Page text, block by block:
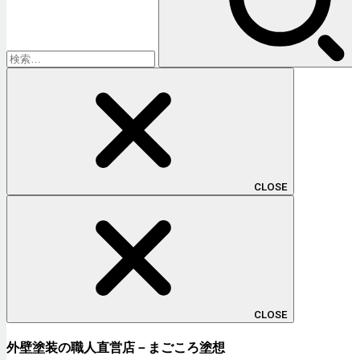
CLOSE
CLOSE
外壁塗装の職人直営店－まごころ塗想